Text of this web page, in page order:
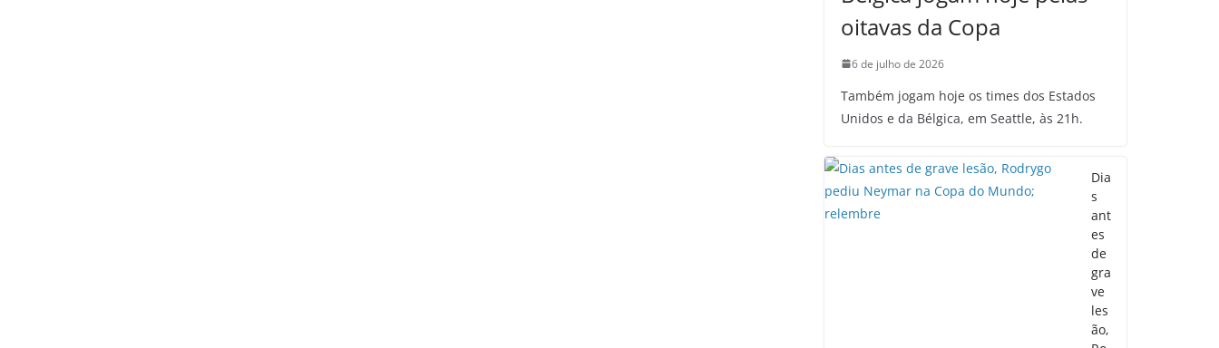
oitavas da Copa
6 de julho de 2026
Também jogam hoje os times dos Estados
Unidos e da Bélgica, em Seattle, às 21h.
Dia
s
ant
es
de
gra
ve
les
ão,